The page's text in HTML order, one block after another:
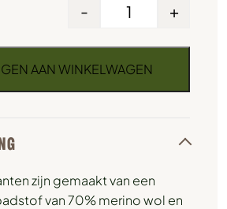
- +
AAN WINKELWAGEN
zijn gemaakt van een
van 70% merino wol en